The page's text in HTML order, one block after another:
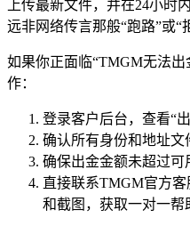
上传最新文件，并在24小时
远非网络传言那般“跑路”或“
如果你正面临“TMGM无法
作：
登录客户后台，查看“
确认所有身份和地址文
确保出金金额未超过可
直接联系TMGM官方
和截图，获取一对一帮